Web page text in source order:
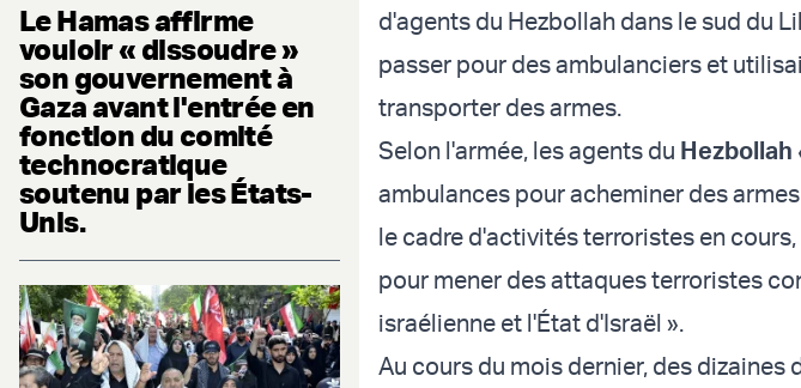
Le Hamas affirme
vouloir « dissoudre »
son gouvernement à
Gaza avant l'entrée en
fonction du comité
technocratique
soutenu par les États-
Unis.
d'agents du Hezbollah dans le sud du
passer pour des ambulanciers et
transporter des armes.
Selon l'armée, les agents du Hezbollah
ambulances pour acheminer des
le cadre d'activités terroristes en
pour mener des attaques terroristes
israélienne et l'État d'Israël ».
Au cours du mois dernier, des dizaines